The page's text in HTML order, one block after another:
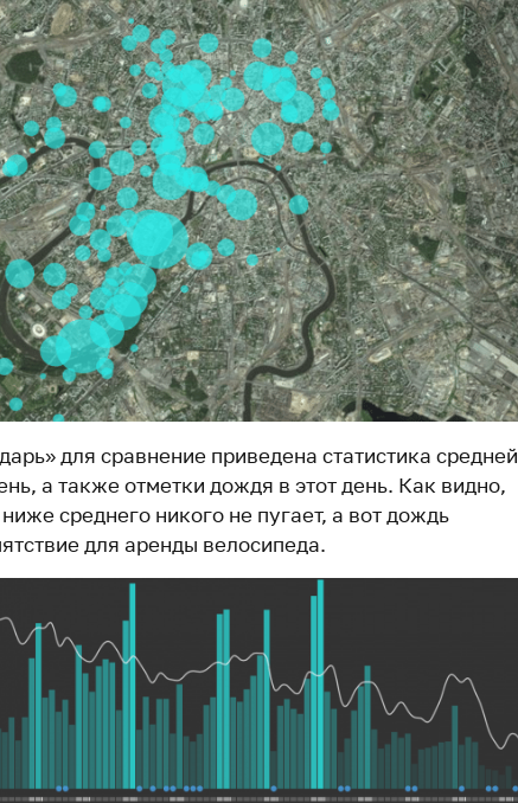
для сравнение приведена статистика средней
а также отметки дождя в этот день. Как видно,
среднего никого не пугает, а вот дождь
для аренды велосипеда.